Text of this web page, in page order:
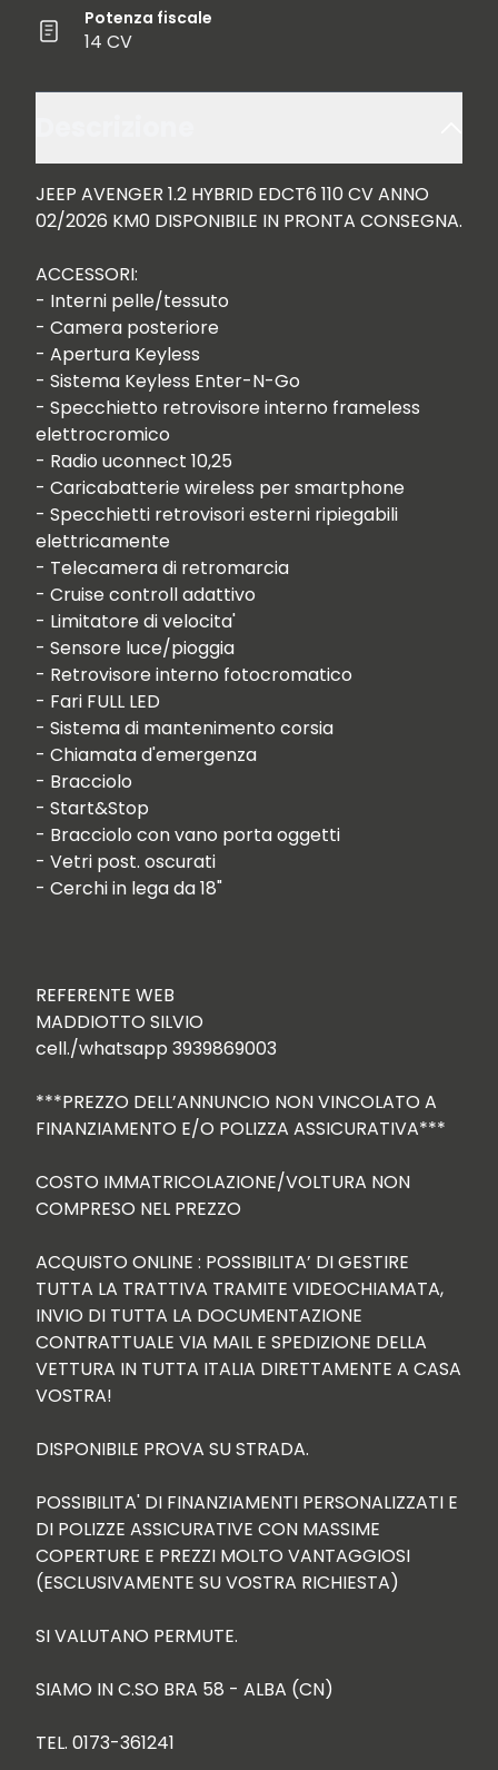
Potenza fiscale
14 CV
JEEP AVENGER 1.2 HYBRID EDCT6 110 CV ANNO
02/2026 KM0 DISPONIBILE IN PRONTA CONSEGNA.
ACCESSORI:
- Interni pelle/tessuto
- Camera posteriore
- Apertura Keyless
- Sistema Keyless Enter-N-Go
- Specchietto retrovisore interno frameless
elettrocromico
- Radio uconnect 10,25
- Caricabatterie wireless per smartphone
- Specchietti retrovisori esterni ripiegabili
elettricamente
- Telecamera di retromarcia
- Cruise controll adattivo
- Limitatore di velocita'
- Sensore luce/pioggia
- Retrovisore interno fotocromatico
- Fari FULL LED
- Sistema di mantenimento corsia
- Chiamata d'emergenza
- Bracciolo
- Start&Stop
- Bracciolo con vano porta oggetti
- Vetri post. oscurati
- Cerchi in lega da 18"
REFERENTE WEB
MADDIOTTO SILVIO
cell./whatsapp 3939869003
***PREZZO DELL’ANNUNCIO NON VINCOLATO A
FINANZIAMENTO E/O POLIZZA ASSICURATIVA***
COSTO IMMATRICOLAZIONE/VOLTURA NON
COMPRESO NEL PREZZO
ACQUISTO ONLINE : POSSIBILITA’ DI GESTIRE
TUTTA LA TRATTIVA TRAMITE VIDEOCHIAMATA,
INVIO DI TUTTA LA DOCUMENTAZIONE
CONTRATTUALE VIA MAIL E SPEDIZIONE DELLA
VETTURA IN TUTTA ITALIA DIRETTAMENTE A CASA
VOSTRA!
DISPONIBILE PROVA SU STRADA.
POSSIBILITA' DI FINANZIAMENTI PERSONALIZZATI E
DI POLIZZE ASSICURATIVE CON MASSIME
COPERTURE E PREZZI MOLTO VANTAGGIOSI
(ESCLUSIVAMENTE SU VOSTRA RICHIESTA)
SI VALUTANO PERMUTE.
SIAMO IN C.SO BRA 58 - ALBA (CN)
TEL. 0173-361241